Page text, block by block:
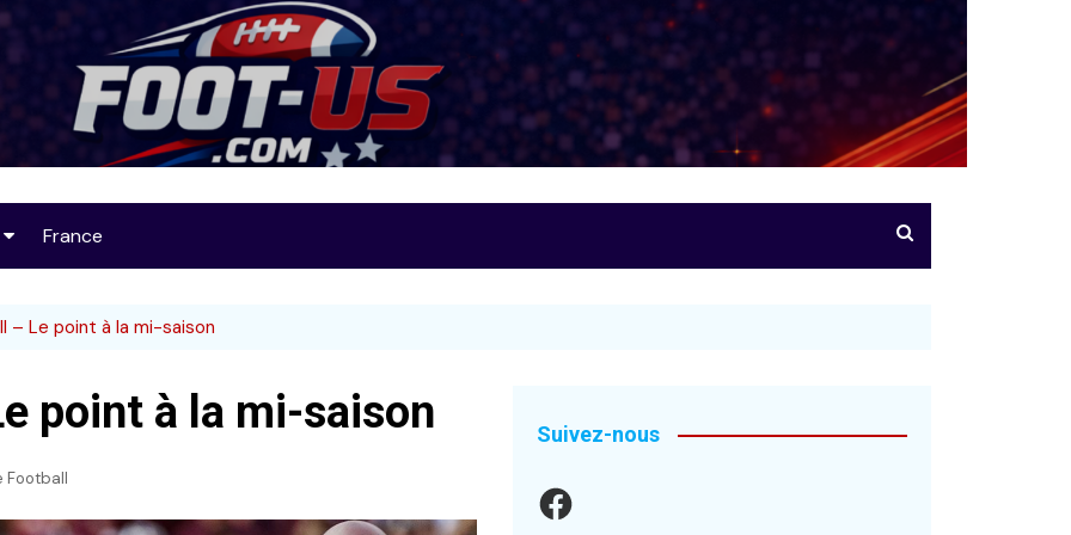
Foot-US
France
– Le point à la mi-saison
point à la mi-saison
Football
Suivez-nous
Facebook